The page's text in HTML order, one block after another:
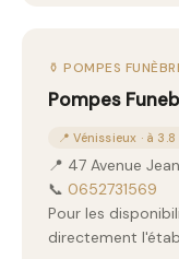
⚱️ POMPES
Pompes
📍 Vénissieux · à
📍 47 Avenue
📞 0652731569
Pour les
directement